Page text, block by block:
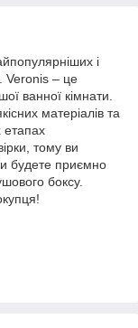
і
Veronis – це
ванної кімнати.
матеріалів та
етапах
тому ви
будете приємно
боксу.